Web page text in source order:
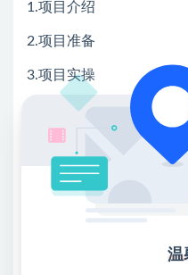
1.项目介绍
2.项目准备
3.项目实操
4.注意事项
💖课程资料【免费
①：点击右上角【
②：选择【在浏览器
③：点击右上方温